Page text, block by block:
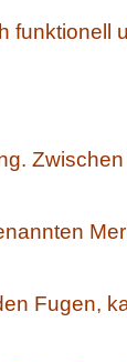
funktionell
Fugen,